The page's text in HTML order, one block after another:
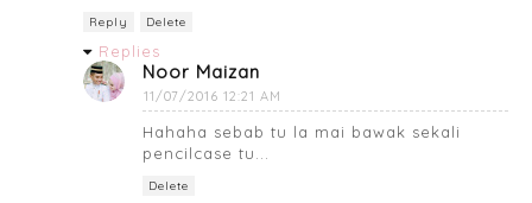
Reply Delete
Replies
Noor Maizan
11/07/2016 12:21 AM
Hahaha sebab tu la mai bawak sekali
pencilcase tu...
Delete